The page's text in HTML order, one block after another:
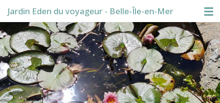
Jardin Eden du voyageur - Belle-Île-en-Mer
Accueil
Visite du jardin
Boutique
Conférences